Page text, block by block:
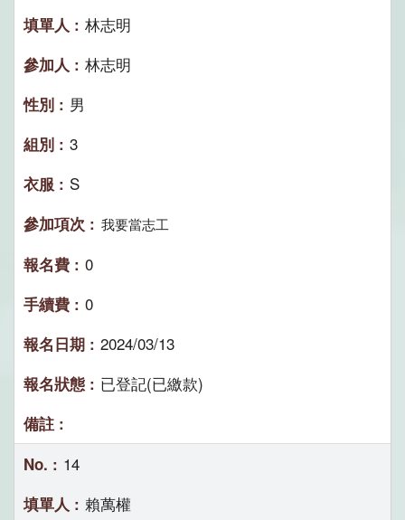
林志明
林志明
男
3
S
我要當志工
0
0
2024/03/13
已登記(已繳款)
14
賴萬權